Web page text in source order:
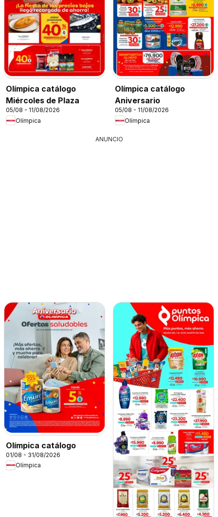
Olímpica catálogo
Miércoles de Plaza
05/08 - 11/08/2026
Olímpica
Olímpica catálogo
Aniversario
05/08 - 11/08/2026
Olímpica
ANUNCIO
Olímpica catálogo
01/08 - 31/08/2026
Olímpica